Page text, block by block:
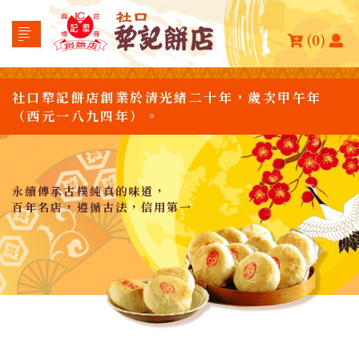
(0)
社口犂記餅店創業於清光緒二十年，歲次甲午年
（西元一八九四年）。
永續傳承古樸純真的味道，
百年名店，遵循古法，信用第一